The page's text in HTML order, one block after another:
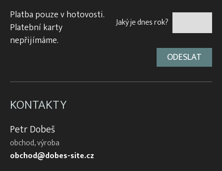
Platba pouze v hotovosti.
Platební karty
nepřijímáme.
Jaký je dnes rok?
KONTAKTY
Petr Dobeš
obchod, výroba
obchod@dobes-site.cz